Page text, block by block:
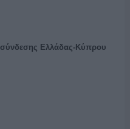
Ελλάδας-Κύπρου